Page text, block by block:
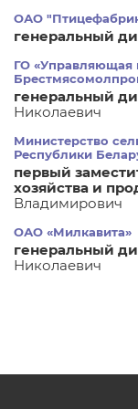
ОАО
генеральный
ГО «Управляющая
генеральный
Николаевич
Министерство
Республики
первый
хозяйства и
Владимирович
ОАО «Милкавита»
генеральный
Николаевич